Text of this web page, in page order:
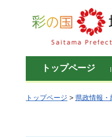
彩の国 埼玉県
トップページ
トップページ > 県政情報・